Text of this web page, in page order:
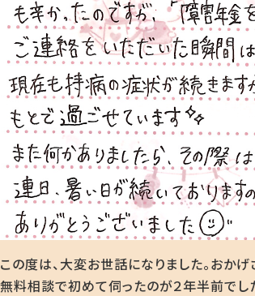
この度は、大変お世話になりました。おか
無料相談で初めて伺ったのが２年半前でし